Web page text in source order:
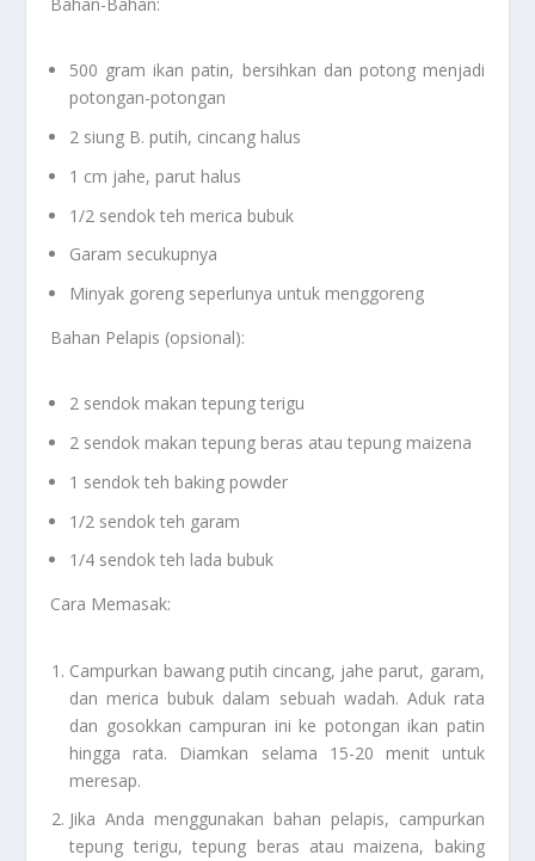
500 gram ikan patin, bersihkan dan potong menjadi
potongan-potongan
2 siung B. putih, cincang halus
1 cm jahe, parut halus
1/2 sendok teh merica bubuk
Garam secukupnya
Minyak goreng seperlunya untuk menggoreng
Bahan Pelapis (opsional):
2 sendok makan tepung terigu
2 sendok makan tepung beras atau tepung maizena
1 sendok teh baking powder
1/2 sendok teh garam
1/4 sendok teh lada bubuk
Cara Memasak:
Campurkan bawang putih cincang, jahe parut, garam,
dan merica bubuk dalam sebuah wadah. Aduk rata
dan gosokkan campuran ini ke potongan ikan patin
hingga rata. Diamkan selama 15-20 menit untuk
meresap.
Jika Anda menggunakan bahan pelapis, campurkan
tepung terigu, tepung beras atau maizena, baking